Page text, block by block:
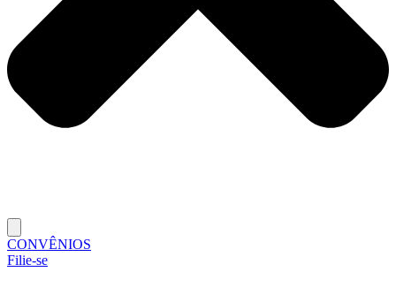
CONVÊNIOS
Filie-se